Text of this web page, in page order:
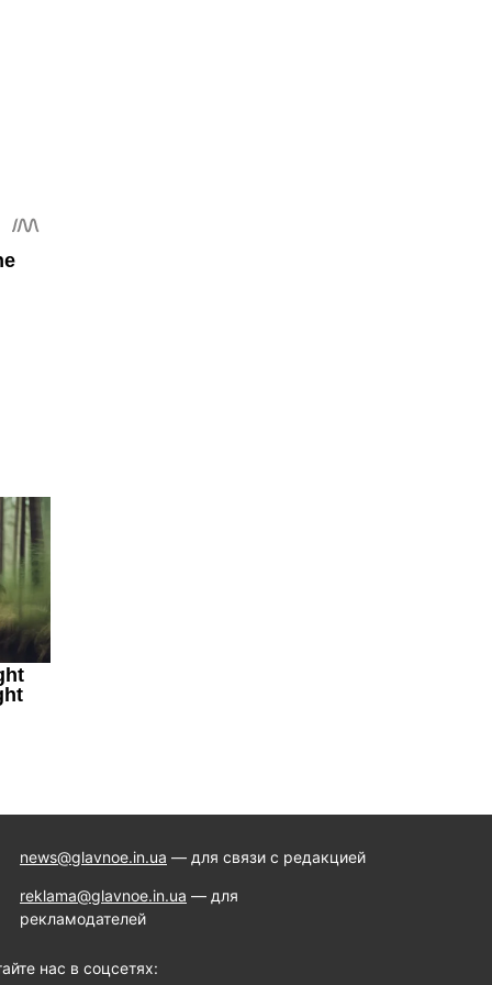
news@glavnoe.in.ua — для связи с редакцией
reklama@glavnoe.in.ua — для
рекламодателей
нас в соцсетях: